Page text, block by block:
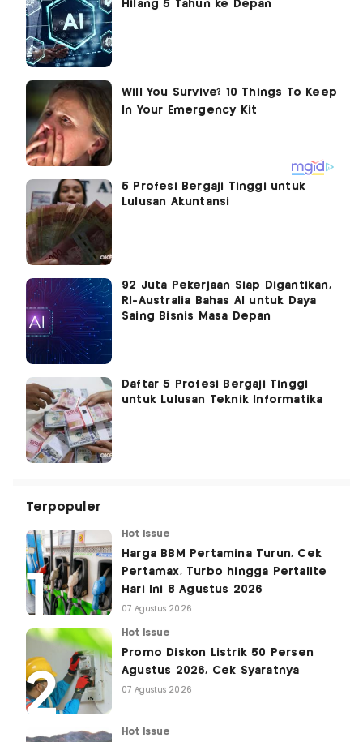
Hilang 5 Tahun ke Depan
5 Profesi Bergaji Tinggi untuk
Lulusan Akuntansi
92 Juta Pekerjaan Siap Digantikan,
RI-Australia Bahas AI untuk Daya
Saing Bisnis Masa Depan
Daftar 5 Profesi Bergaji Tinggi
untuk Lulusan Teknik Informatika
Terpopuler
Hot Issue
Harga BBM Pertamina Turun, Cek
Pertamax, Turbo hingga Pertalite
Hari Ini 8 Agustus 2026
07 Agustus 2026
Hot Issue
Promo Diskon Listrik 50 Persen
Agustus 2026, Cek Syaratnya
07 Agustus 2026
Hot Issue